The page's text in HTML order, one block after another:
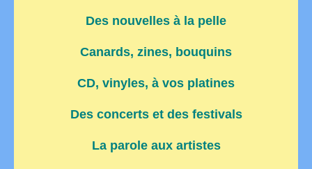
Des nouvelles à la pelle
Canards, zines, bouquins
CD, vinyles, à vos platines
Des concerts et des festivals
La parole aux artistes